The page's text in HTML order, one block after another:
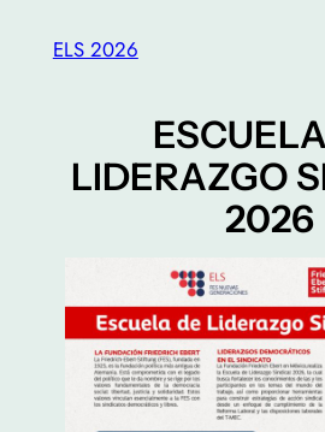
ELS 2026
LIDERAZGO
2026